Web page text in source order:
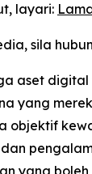
layari:
sila
aset digital
yang
objektif
yang